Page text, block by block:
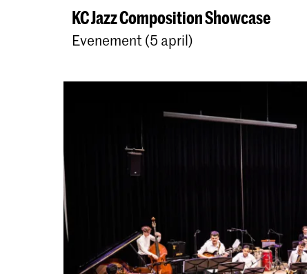
KC Jazz Composition Showcase
Evenement (5 april)